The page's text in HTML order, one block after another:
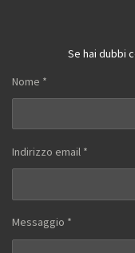
Se hai dubbi
Nome *
Indirizzo email *
Messaggio *